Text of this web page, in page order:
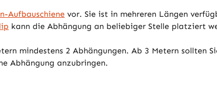
Aufbauschiene vor. Sie ist in mehreren Längen
kann die Abhängung an beliebiger Stelle platziert
mindestens 2 Abhängungen. Ab 3 Metern sollten
Abhängung anzubringen.